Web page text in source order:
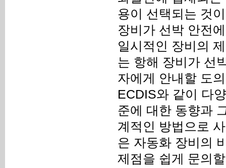
용이 선택되는 것
장비가 선박 안전
일시적인 장비의
는 항해 장비가 선
자에게 안내할 도
ECDIS와 같이 다
준에 대한 동향과
계적인 방법으로
은 자동화 장비의
제점을 쉽게 문의